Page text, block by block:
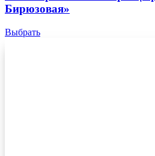
Бирюзовая»
Выбрать